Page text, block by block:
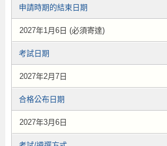
申請時期的結束日期
2027年1月6日 (必須寄達)
考試日期
2027年2月7日
合格公布日期
2027年3月6日